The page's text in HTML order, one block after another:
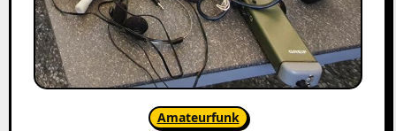
Amateurfunk